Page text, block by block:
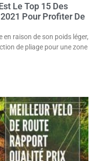
Le Top 15 Des
Pour Profiter De
en raison de son poids léger,
de pliage pour une zone